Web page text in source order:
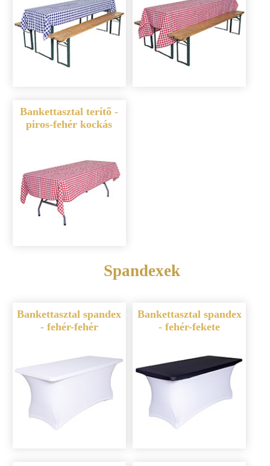
Bankettasztal terítő -
piros-fehér kockás
Spandexek
Bankettasztal spandex
- fehér-fehér
Bankettasztal spandex
- fehér-fekete